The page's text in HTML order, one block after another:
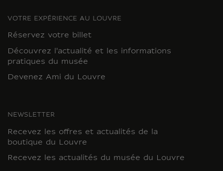
VOTRE EXPÉRIENCE AU LOUVRE
Réservez votre billet
Découvrez l'actualité et les informations
pratiques du musée
Devenez Ami du Louvre
NEWSLETTER
Recevez les offres et actualités de la
boutique du Louvre
Recevez les actualités du musée du Louvre